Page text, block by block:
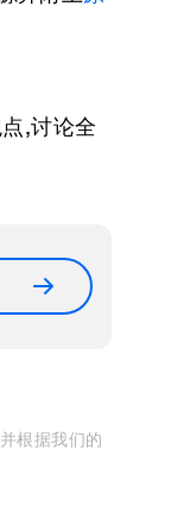
,讨论全
根据我们的